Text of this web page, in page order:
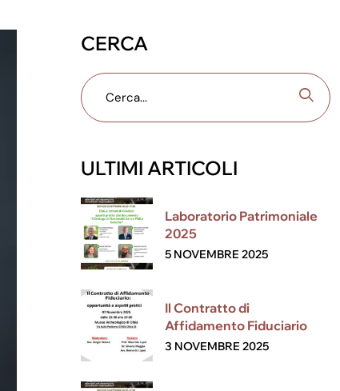
CERCA
ULTIMI ARTICOLI
Laboratorio Patrimoniale
2025
5 NOVEMBRE 2025
Il Contratto di
Affidamento Fiduciario
3 NOVEMBRE 2025